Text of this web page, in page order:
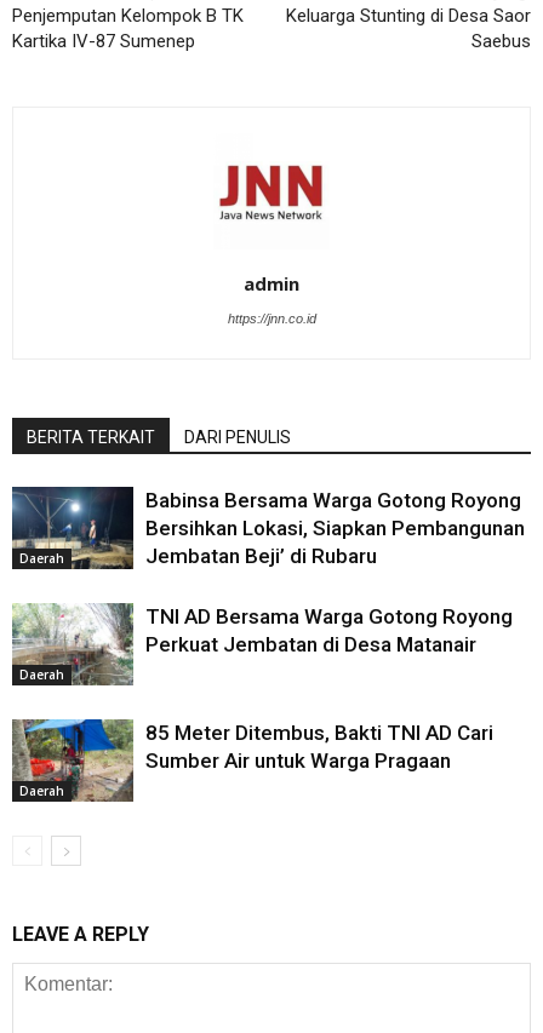
Penjemputan Kelompok B TK
Kartika IV-87 Sumenep
Keluarga Stunting di Desa Saor
Saebus
admin
https://jnn.co.id
BERITA TERKAIT DARI PENULIS
Daerah
Babinsa Bersama Warga Gotong Royong
Bersihkan Lokasi, Siapkan Pembangunan
Jembatan Beji’ di Rubaru
Daerah
TNI AD Bersama Warga Gotong Royong
Perkuat Jembatan di Desa Matanair
Daerah
85 Meter Ditembus, Bakti TNI AD Cari
Sumber Air untuk Warga Pragaan
LEAVE A REPLY